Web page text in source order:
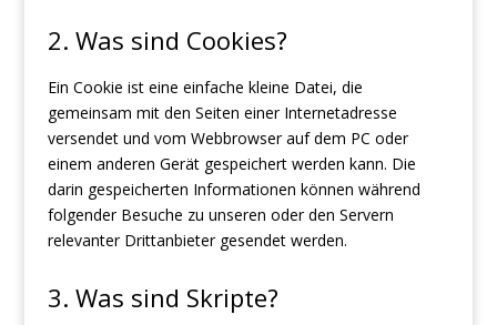
2. Was sind Cookies?
Ein Cookie ist eine einfache kleine Datei, die
gemeinsam mit den Seiten einer Internetadresse
versendet und vom Webbrowser auf dem PC oder
einem anderen Gerät gespeichert werden kann. Die
darin gespeicherten Informationen können während
folgender Besuche zu unseren oder den Servern
relevanter Drittanbieter gesendet werden.
3. Was sind Skripte?